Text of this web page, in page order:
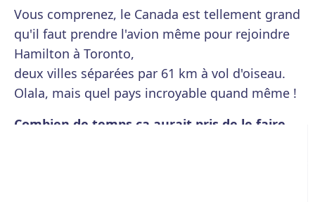
Vous comprenez, le Canada est tellement grand
qu'il faut prendre l'avion même pour rejoindre
Hamilton à Toronto,
deux villes séparées par 61 km à vol d'oiseau.
Olala, mais quel pays incroyable quand même !
Combien de temps ça aurait pris de le faire